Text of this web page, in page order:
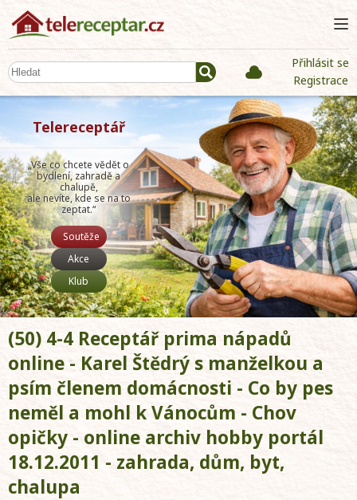
(50) 4-4 Receptář prima nápadů
online - Karel Štědrý s manželkou a
psím členem domácnosti - Co by pes
neměl a mohl k Vánocům - Chov
opičky - online archiv hobby portál
18.12.2011 - zahrada, dům, byt,
chalupa
Přihlásit se
Registrace
Telereceptář
„Vše co chcete vědět o
bydlení, zahradě a
chalupě,
ale nevíte, kde se na to
zeptat.“
Soutěže
Akce
Klub